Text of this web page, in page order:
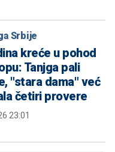
Srbije
kreće u pohod
Tanjga pali
"stara dama" već
četiri provere
23:01